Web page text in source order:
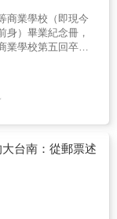
開墾的軌跡，是台
也是台灣人多元文
讀者對台灣過往的
文化資產有更多的
商業學校（即現今
身）畢業紀念冊，
業學校第五回卒業
片帳》，前者是日
灣所留下的厚重辦
期物力維艱時代的
大台南：從郵票述